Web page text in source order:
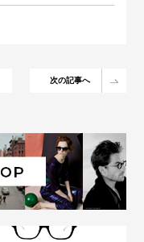
次の記事へ